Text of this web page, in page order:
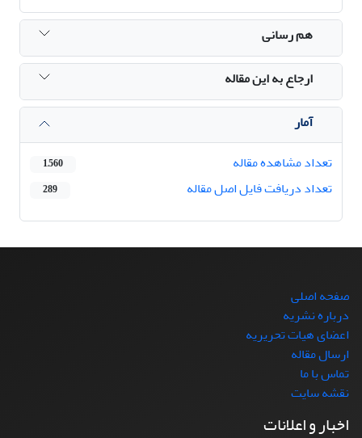
هم رسانی
ارجاع به این مقاله
آمار
تعداد مشاهده مقاله
1,560
تعداد دریافت فایل اصل مقاله 289
صفحه اصلی
درباره نشریه
اعضای هیات تحریریه
ارسال مقاله
تماس با ما
نقشه سایت
اخبار و اعلانات